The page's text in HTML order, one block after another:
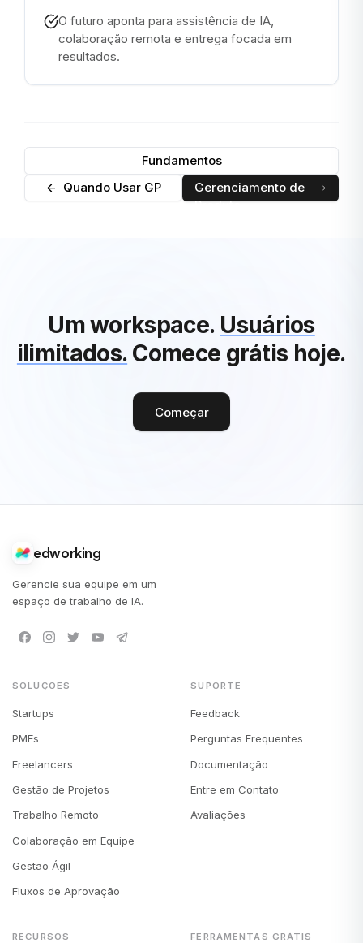
O futuro aponta para assistência de IA,
colaboração remota e entrega focada em
resultados.
Fundamentos
Quando Usar GP
GP vs
Gerenciamento de
Produto
Um workspace. Usuários
ilimitados. Comece grátis hoje.
Começar
edworking
Gerencie sua equipe em um
espaço de trabalho de IA.
SOLUÇÕES
Startups
PMEs
Freelancers
Gestão de Projetos
Trabalho Remoto
Colaboração em Equipe
Gestão Ágil
Fluxos de Aprovação
SUPORTE
Feedback
Perguntas Frequentes
Documentação
Entre em Contato
Avaliações
RECURSOS FERRAMENTAS GRÁTIS